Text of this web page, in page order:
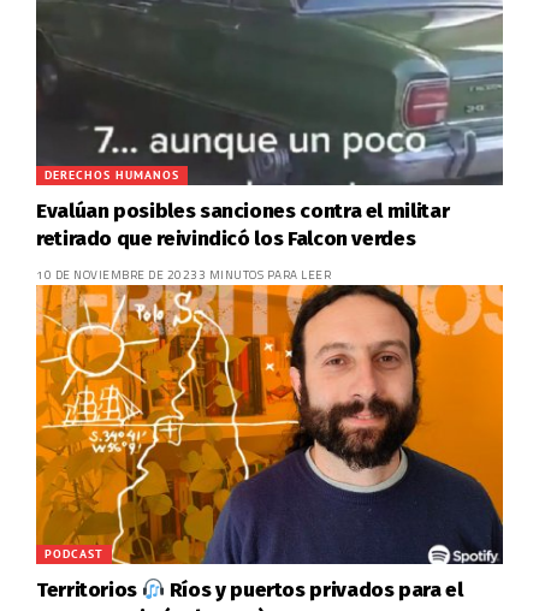
DERECHOS HUMANOS
Evalúan posibles sanciones contra el militar
retirado que reivindicó los Falcon verdes
10 DE NOVIEMBRE DE 2023 3 MINUTOS PARA LEER
PODCAST
Territorios
Ríos y puertos privados para el